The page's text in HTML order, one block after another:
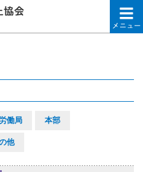
建設業労働災害防止協
働局 本部
他